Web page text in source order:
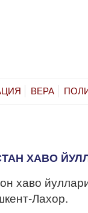
ВЕРА
ХАВО
хаво
Лахор.